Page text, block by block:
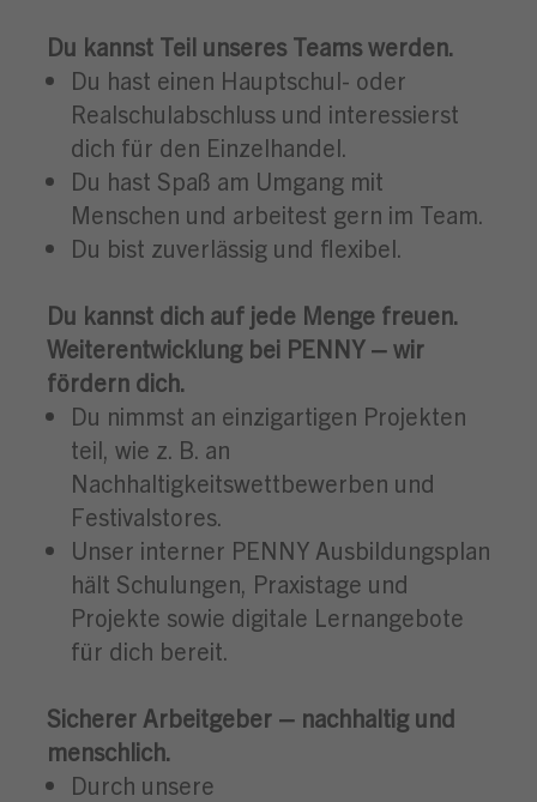
Du kannst Teil unseres Teams werden.
Du hast einen Hauptschul- oder
Realschulabschluss und interessierst
dich für den Einzelhandel.
Du hast Spaß am Umgang mit
Menschen und arbeitest gern im Team.
Du bist zuverlässig und flexibel.
Du kannst dich auf jede Menge freuen.
Weiterentwicklung bei PENNY – wir
fördern dich.
Du nimmst an einzigartigen Projekten
teil, wie z. B. an
Nachhaltigkeitswettbewerben und
Festivalstores.
Unser interner PENNY Ausbildungsplan
hält Schulungen, Praxistage und
Projekte sowie digitale Lernangebote
für dich bereit.
Sicherer Arbeitgeber – nachhaltig und
menschlich.
Durch unsere